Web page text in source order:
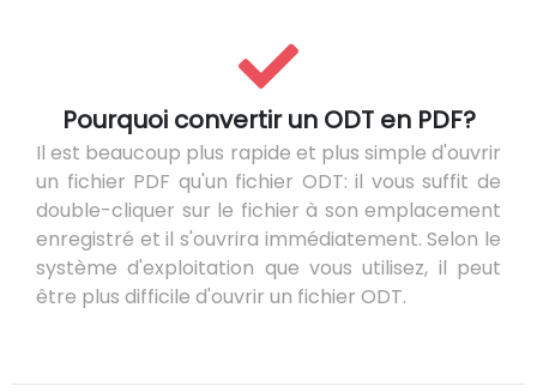
Pourquoi convertir un ODT en PDF?
Il est beaucoup plus rapide et plus simple d'ouvrir
un fichier PDF qu'un fichier ODT: il vous suffit de
double-cliquer sur le fichier à son emplacement
enregistré et il s'ouvrira immédiatement. Selon le
système d'exploitation que vous utilisez, il peut
être plus difficile d'ouvrir un fichier ODT.